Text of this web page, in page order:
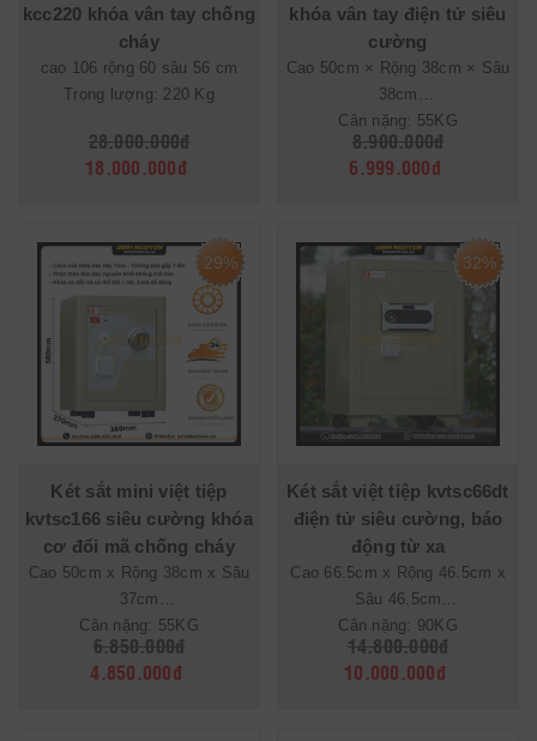
kcc220 khóa vân tay chống
cháy
cao 106 rộng 60 sâu 56 cm
Trọng lượng: 220 Kg
28.000.000đ
18.000.000đ
khóa vân tay điện tử siêu
cường
Cao 50cm × Rộng 38cm × Sâu
38cm
Cân nặng: 55KG
8.900.000đ
6.999.000đ
29%
Két sắt mini việt tiệp
kvtsc166 siêu cường khóa
cơ đổi mã chống cháy
Cao 50cm x Rộng 38cm x Sâu
37cm
Cân nặng: 55KG
6.850.000đ
4.850.000đ
32%
Két sắt việt tiệp kvtsc66dt
điện tử siêu cường, báo
động từ xa
Cao 66.5cm x Rộng 46.5cm x
Sâu 46.5cm
Cân nặng: 90KG
14.800.000đ
10.000.000đ